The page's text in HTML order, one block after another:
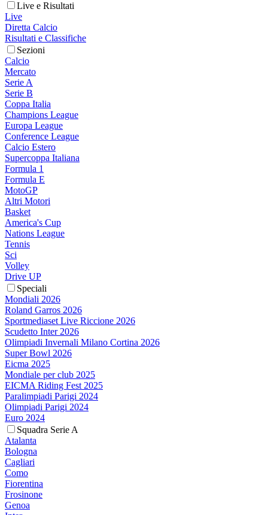
Live e Risultati
Live
Diretta Calcio
Risultati e Classifiche
Sezioni
Calcio
Mercato
Serie A
Serie B
Coppa Italia
Champions League
Europa League
Conference League
Calcio Estero
Supercoppa Italiana
Formula 1
Formula E
MotoGP
Altri Motori
Basket
America's Cup
Nations League
Tennis
Sci
Volley
Drive UP
Speciali
Mondiali 2026
Roland Garros 2026
Sportmediaset Live Riccione 2026
Scudetto Inter 2026
Olimpiadi Invernali Milano Cortina 2026
Super Bowl 2026
Eicma 2025
Mondiale per club 2025
EICMA Riding Fest 2025
Paralimpiadi Parigi 2024
Olimpiadi Parigi 2024
Euro 2024
Squadra Serie A
Atalanta
Bologna
Cagliari
Como
Fiorentina
Frosinone
Genoa